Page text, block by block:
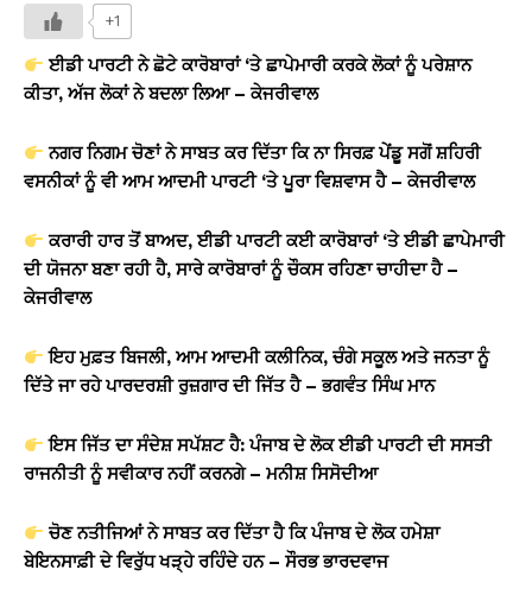
at
s
A
p
p
c
e
b
o
o
y
Li
n
k
e
+1
ਈਡੀ ਪਾਰਟੀ ਨੇ ਛੋਟੇ ਕਾਰੋਬਾਰਾਂ ‘ਤੇ ਛਾਪੇਮਾਰੀ ਕਰਕੇ ਲੋਕਾਂ ਨੂੰ ਪਰੇਸ਼ਾਨ
ਕੀਤਾ, ਅੱਜ ਲੋਕਾਂ ਨੇ ਬਦਲਾ ਲਿਆ – ਕੇਜਰੀਵਾਲ
ਨਗਰ ਨਿਗਮ ਚੋਣਾਂ ਨੇ ਸਾਬਤ ਕਰ ਦਿੱਤਾ ਕਿ ਨਾ ਸਿਰਫ਼ ਪੇਂਡੂ ਸਗੋਂ ਸ਼ਹਿਰੀ
ਵਸਨੀਕਾਂ ਨੂੰ ਵੀ ਆਮ ਆਦਮੀ ਪਾਰਟੀ ‘ਤੇ ਪੂਰਾ ਵਿਸ਼ਵਾਸ ਹੈ – ਕੇਜਰੀਵਾਲ
ਕਰਾਰੀ ਹਾਰ ਤੋਂ ਬਾਅਦ, ਈਡੀ ਪਾਰਟੀ ਕਈ ਕਾਰੋਬਾਰਾਂ ‘ਤੇ ਈਡੀ ਛਾਪੇਮਾਰੀ
ਦੀ ਯੋਜਨਾ ਬਣਾ ਰਹੀ ਹੈ, ਸਾਰੇ ਕਾਰੋਬਾਰਾਂ ਨੂੰ ਚੌਕਸ ਰਹਿਣਾ ਚਾਹੀਦਾ ਹੈ –
ਕੇਜਰੀਵਾਲ
ਇਹ ਮੁਫ਼ਤ ਬਿਜਲੀ, ਆਮ ਆਦਮੀ ਕਲੀਨਿਕ, ਚੰਗੇ ਸਕੂਲ ਅਤੇ ਜਨਤਾ ਨੂੰ
ਦਿੱਤੇ ਜਾ ਰਹੇ ਪਾਰਦਰਸ਼ੀ ਰੁਜ਼ਗਾਰ ਦੀ ਜਿੱਤ ਹੈ – ਭਗਵੰਤ ਸਿੰਘ ਮਾਨ
ਇਸ ਜਿੱਤ ਦਾ ਸੰਦੇਸ਼ ਸਪੱਸ਼ਟ ਹੈ: ਪੰਜਾਬ ਦੇ ਲੋਕ ਈਡੀ ਪਾਰਟੀ ਦੀ ਸਸਤੀ
ਰਾਜਨੀਤੀ ਨੂੰ ਸਵੀਕਾਰ ਨਹੀਂ ਕਰਨਗੇ – ਮਨੀਸ਼ ਸਿਸੋਦੀਆ
ਚੋਣ ਨਤੀਜਿਆਂ ਨੇ ਸਾਬਤ ਕਰ ਦਿੱਤਾ ਹੈ ਕਿ ਪੰਜਾਬ ਦੇ ਲੋਕ ਹਮੇਸ਼ਾ
ਬੇਇਨਸਾਫ਼ੀ ਦੇ ਵਿਰੁੱਧ ਖੜ੍ਹੇ ਰਹਿੰਦੇ ਹਨ – ਸੌਰਭ ਭਾਰਦਵਾਜ